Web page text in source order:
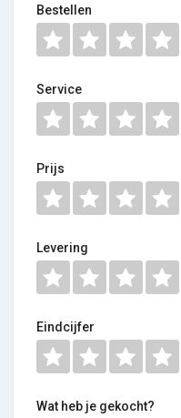
Bestellen
Service
Prijs
Levering
Eindcijfer
Wat heb je gekocht?